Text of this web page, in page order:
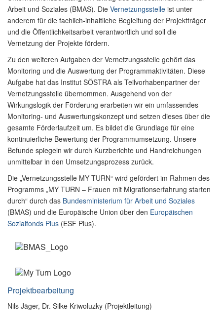
Arbeit und Soziales (BMAS). Die Vernetzungsstelle ist unter
anderem für die fachlich-inhaltliche Begleitung der Projektträger
und die Öffentlichkeitsarbeit verantwortlich und soll die
Vernetzung der Projekte fördern.
Zu den weiteren Aufgaben der Vernetzungsstelle gehört das
Monitoring und die Auswertung der Programmaktivitäten. Diese
Aufgabe hat das Institut SÖSTRA als Teilvorhabenpartner der
Vernetzungsstelle übernommen. Ausgehend von der
Wirkungslogik der Förderung erarbeiten wir ein umfassendes
Monitoring- und Auswertungskonzept und setzen dieses über die
gesamte Förderlaufzeit um. Es bildet die Grundlage für eine
kontinuierliche Bewertung der Programmumsetzung. Unsere
Befunde spiegeln wir durch Kurzberichte und Handreichungen
unmittelbar in den Umsetzungsprozess zurück.
Die „Vernetzungsstelle MY TURN“ wird gefördert im Rahmen des
Programms „MY TURN – Frauen mit Migrationserfahrung starten
durch“ durch das Bundesministerium für Arbeit und Soziales
(BMAS) und die Europäische Union über den Europäischen
Sozialfonds Plus (ESF Plus).
Projektbearbeitung
Nils Jäger, Dr. Silke Kriwoluzky (Projektleitung)